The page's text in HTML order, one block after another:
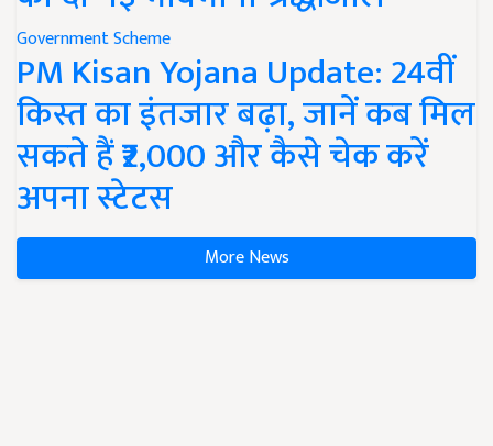
Government Scheme
PM Kisan Yojana Update: 24वीं
किस्त का इंतजार बढ़ा, जानें कब मिल
सकते हैं ₹2,000 और कैसे चेक करें
अपना स्टेटस
More News